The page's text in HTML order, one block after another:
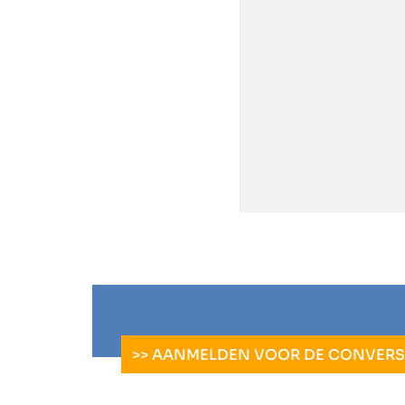
>> AANMELDEN VOOR DE